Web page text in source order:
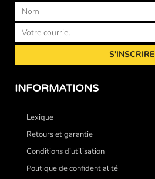
S'INSCRIRE
INFORMATIONS
Lexique
Retours et garantie
Conditions d’utilisation
Politique de confidentialité